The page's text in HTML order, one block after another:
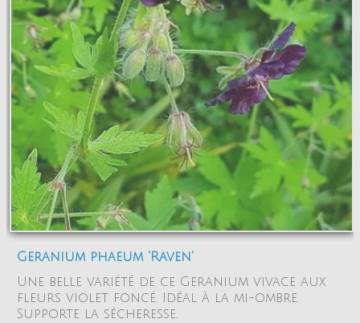
Geranium phaeum 'Raven'
Une belle variété de ce Geranium vivace aux
fleurs violet foncé. Idéal à la mi-ombre.
Supporte la sécheresse.